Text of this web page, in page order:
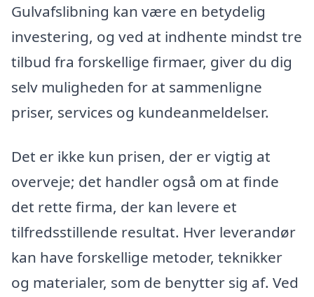
Gulvafslibning kan være en betydelig
investering, og ved at indhente mindst tre
tilbud fra forskellige firmaer, giver du dig
selv muligheden for at sammenligne
priser, services og kundeanmeldelser.
Det er ikke kun prisen, der er vigtig at
overveje; det handler også om at finde
det rette firma, der kan levere et
tilfredsstillende resultat. Hver leverandør
kan have forskellige metoder, teknikker
og materialer, som de benytter sig af. Ved